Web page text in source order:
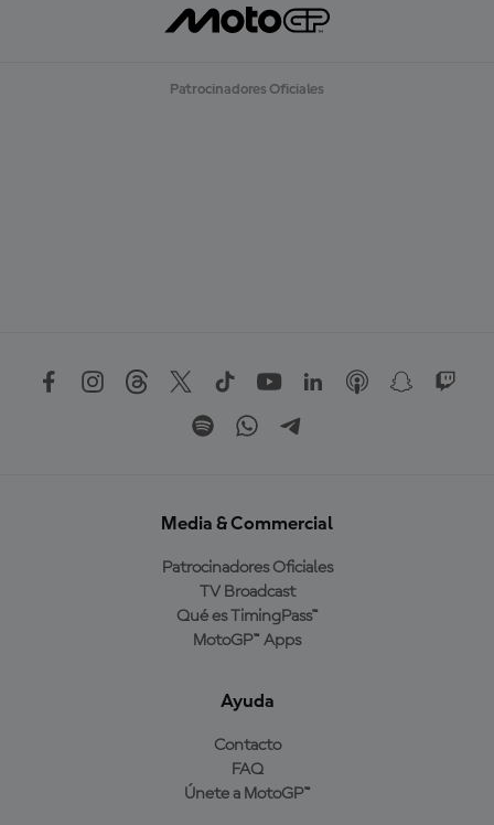
Patrocinadores Oficiales
Media & Commercial
Patrocinadores Oficiales
TV Broadcast
Qué es TimingPass™
MotoGP™ Apps
Ayuda
Contacto
FAQ
Únete a MotoGP™